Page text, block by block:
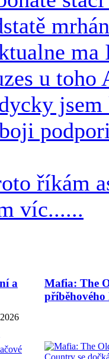
u
říkám
víc......
a
Mafia: The